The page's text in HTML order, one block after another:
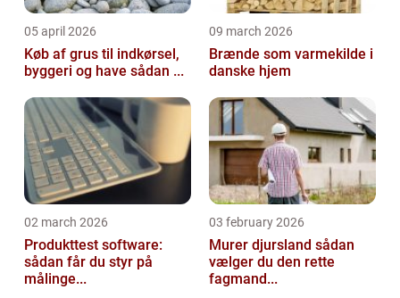
05 april 2026
Køb af grus til indkørsel,
byggeri og have sådan ...
09 march 2026
Brænde som varmekilde i
danske hjem
02 march 2026
Produkttest software:
sådan får du styr på
målinge...
03 february 2026
Murer djursland sådan
vælger du den rette
fagmand...